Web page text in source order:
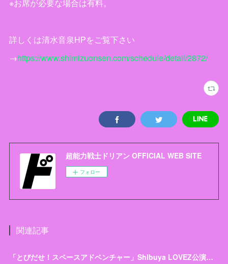
※お席が必要な場合は有料。
詳しくは清水音泉HPをご覧下さい
→https://www.shimizuonsen.com/schedule/detail/2872/
超能力戦士ドリアン OFFICIAL WEB SITE
フォロー
関連記事
「とびだせ！スペースアドベンチャー」ShIbuya LOVEZ公演チケットお引き取り開始日変更のお知らせとお詫び